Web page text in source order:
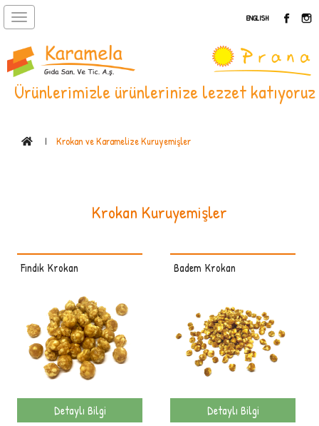
ENGLISH
Ürünlerimizle ürünlerinize lezzet katıyoruz
Toggle
Krokan ve Karamelize Kuruyemişler
Krokan Kuruyemişler
Fındık Krokan
Detaylı Bilgi
Badem Krokan
Detaylı Bilgi